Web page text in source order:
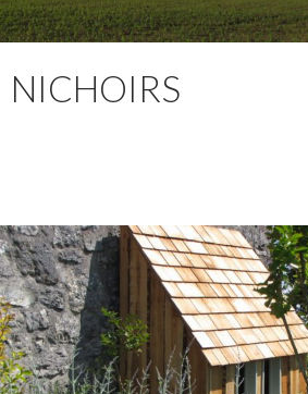
NICHOIRS